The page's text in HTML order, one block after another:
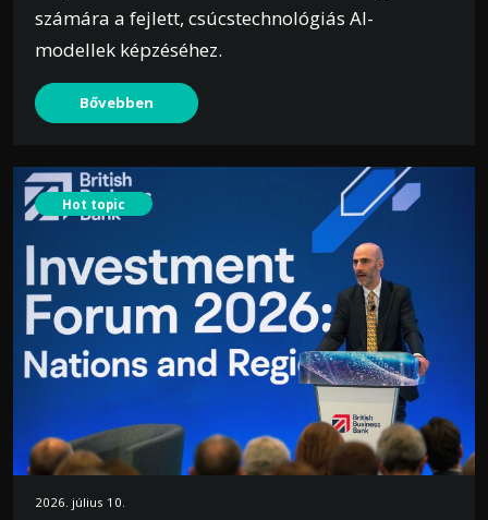
számára a fejlett, csúcstechnológiás AI-
modellek képzéséhez.
Bővebben
Hot topic
2026. július 10.